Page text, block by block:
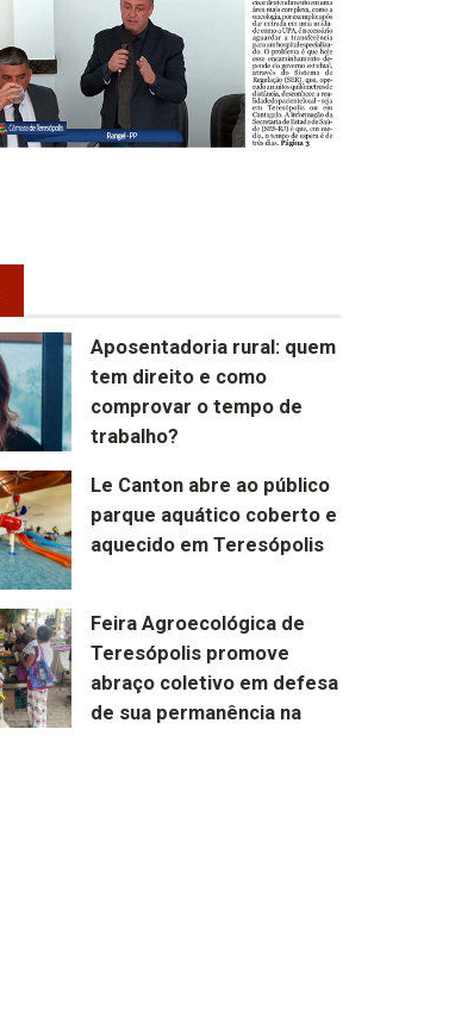
Aposentadoria rural: quem
tem direito e como
comprovar o tempo de
trabalho?
Le Canton abre ao público
parque aquático coberto e
aquecido em Teresópolis
Feira Agroecológica de
Teresópolis promove
abraço coletivo em defesa
de sua permanência na